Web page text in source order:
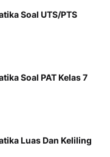
Soal UTS/PTS
Soal PAT Kelas 7
Luas Dan Keliling